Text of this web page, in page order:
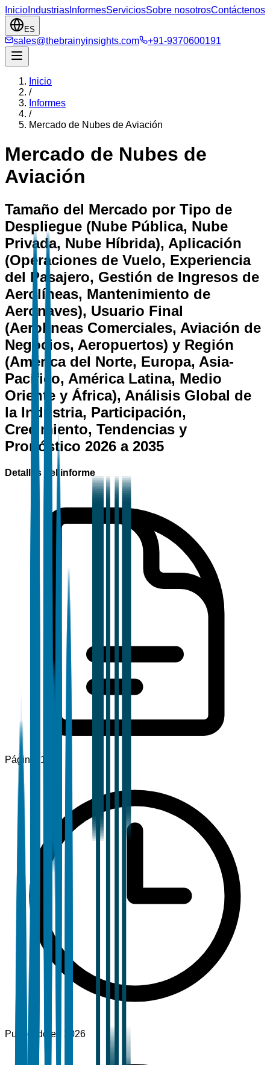
Inicio Industrias InformesServiciosSobre nosotrosContáctenos
ES
sales@thebrainyinsights.com +91-9370600191
Inicio
/
Informes
/
Mercado de Nubes de Aviación
Mercado de Nubes de
Aviación
Tamaño del Mercado por Tipo de
Despliegue (Nube Pública, Nube
Privada, Nube Híbrida), Aplicación
(Operaciones de Vuelo, Experiencia
del Pasajero, Gestión de Ingresos de
Aerolíneas, Mantenimiento de
Aeronaves), Usuario Final
(Aerolíneas Comerciales, Aviación de
Negocios, Aeropuertos) y Región
(América del Norte, Europa, Asia-
Pacífico, América Latina, Medio
Oriente y África), Análisis Global de
la Industria, Participación,
Crecimiento, Tendencias y
Pronóstico 2026 a 2035
Detalles del informe
Páginas 120+
Publicado feb 2026